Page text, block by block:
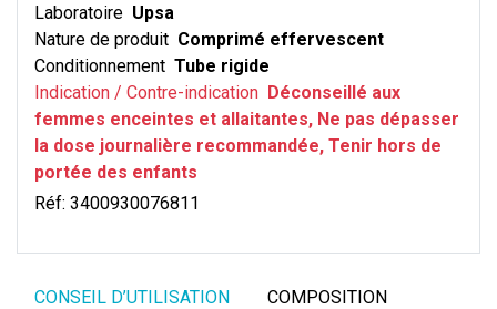
Laboratoire Upsa
Nature de produit Comprimé effervescent
Conditionnement Tube rigide
Indication / Contre-indication Déconseillé aux
femmes enceintes et allaitantes, Ne pas dépasser
la dose journalière recommandée, Tenir hors de
portée des enfants
Réf: 3400930076811
CONSEIL D’UTILISATION COMPOSITION